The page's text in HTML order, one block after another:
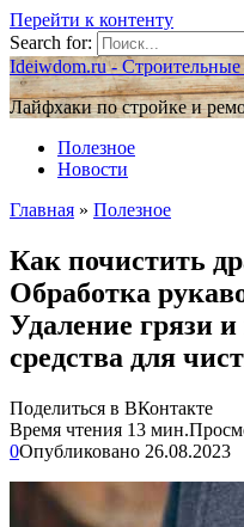
Перейти к контенту
Search for:
Ideiwdom.ru -
Лайфхаки по стройке и
Полезное
Новости
Главная » Полезное
Как почистить
Обработка
Удаление грязи
средства для
Поделиться в ВКонтакте
Время чтения 13 мин.
0Опубликовано 26.08.2023